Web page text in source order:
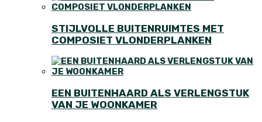
STIJLVOLLE BUITENRUIMTES MET
COMPOSIET VLONDERPLANKEN
EEN BUITENHAARD ALS VERLENGSTUK
VAN JE WOONKAMER